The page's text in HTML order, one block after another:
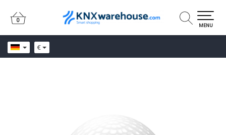
€
0
0
MENU